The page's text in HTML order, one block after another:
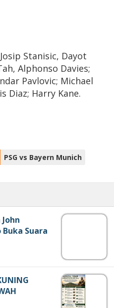
Stanisic, Dayot
Alphonso Davies;
Pavlovic; Michael
Diaz; Harry Kane.
PSG vs Bayern Munich
Suara